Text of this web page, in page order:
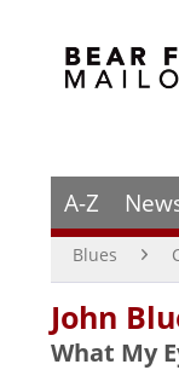
A-Z
Blues
John
What My